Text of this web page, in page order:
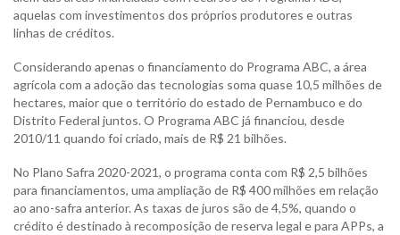
aquelas com investimentos dos próprios produtores e outras
linhas de créditos.
Considerando apenas o financiamento do Programa ABC, a área
agrícola com a adoção das tecnologias soma quase 10,5 milhões de
hectares, maior que o território do estado de Pernambuco e do
Distrito Federal juntos. O Programa ABC já financiou, desde
2010/11 quando foi criado, mais de R$ 21 bilhões.
No Plano Safra 2020-2021, o programa conta com R$ 2,5 bilhões
para financiamentos, uma ampliação de R$ 400 milhões em relação
ao ano-safra anterior. As taxas de juros são de 4,5%, quando o
crédito é destinado à recomposição de reserva legal e para APPs, a